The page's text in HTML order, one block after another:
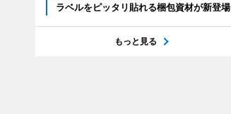
ラベルをピッタリ貼れる梱包資材が新登場
もっと見る